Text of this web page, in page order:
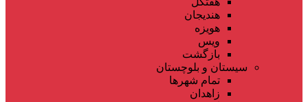
هندیجان
هویزه
ویس
بازگشت
سیستان و بلوچستان
تمام شهر‌ها
زاهدان